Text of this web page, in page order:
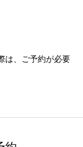
は、ご予約が必要